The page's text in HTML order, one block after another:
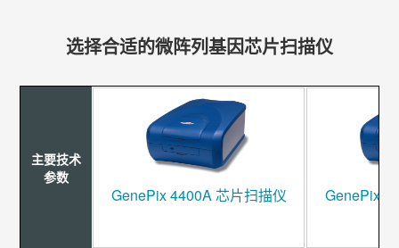
选择合适的微阵列基因芯片扫描仪
主要技术
参数
GenePix 4400A 芯片扫描仪 GenePix